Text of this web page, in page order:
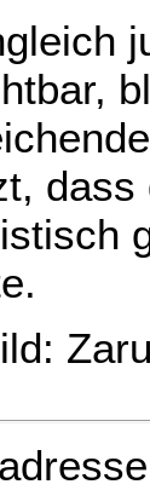
dass